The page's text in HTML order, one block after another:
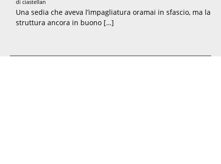
di ciastellan
Una sedia che aveva l’impagliatura oramai in sfascio, ma la
struttura ancora in buono […]